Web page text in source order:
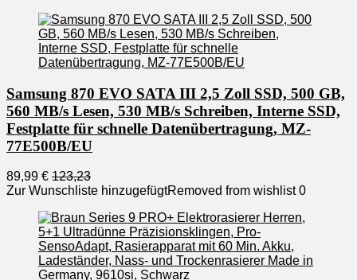
Samsung 870 EVO SATA III 2,5 Zoll SSD, 500 GB,
560 MB/s Lesen, 530 MB/s Schreiben, Interne SSD,
Festplatte für schnelle Datenübertragung, MZ-
77E500B/EU
89,99 € 123,23
Zur Wunschliste hinzugefügtRemoved from wishlist 0